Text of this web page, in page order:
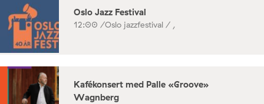
Oslo Jazz Festival
12:00 /Oslo jazzfestival / ,
Kafékonsert med Palle «Groove»
Wagnberg